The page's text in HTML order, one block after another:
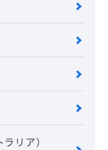
リア）